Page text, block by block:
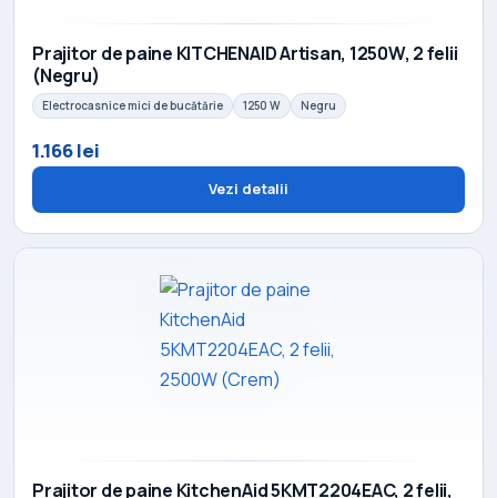
Prajitor de paine KITCHENAID Artisan, 1250W, 2 felii
(Negru)
Electrocasnice mici de bucătărie 1250 W Negru
1.166 lei
Vezi detalii
Prajitor de paine KitchenAid 5KMT2204EAC, 2 felii,